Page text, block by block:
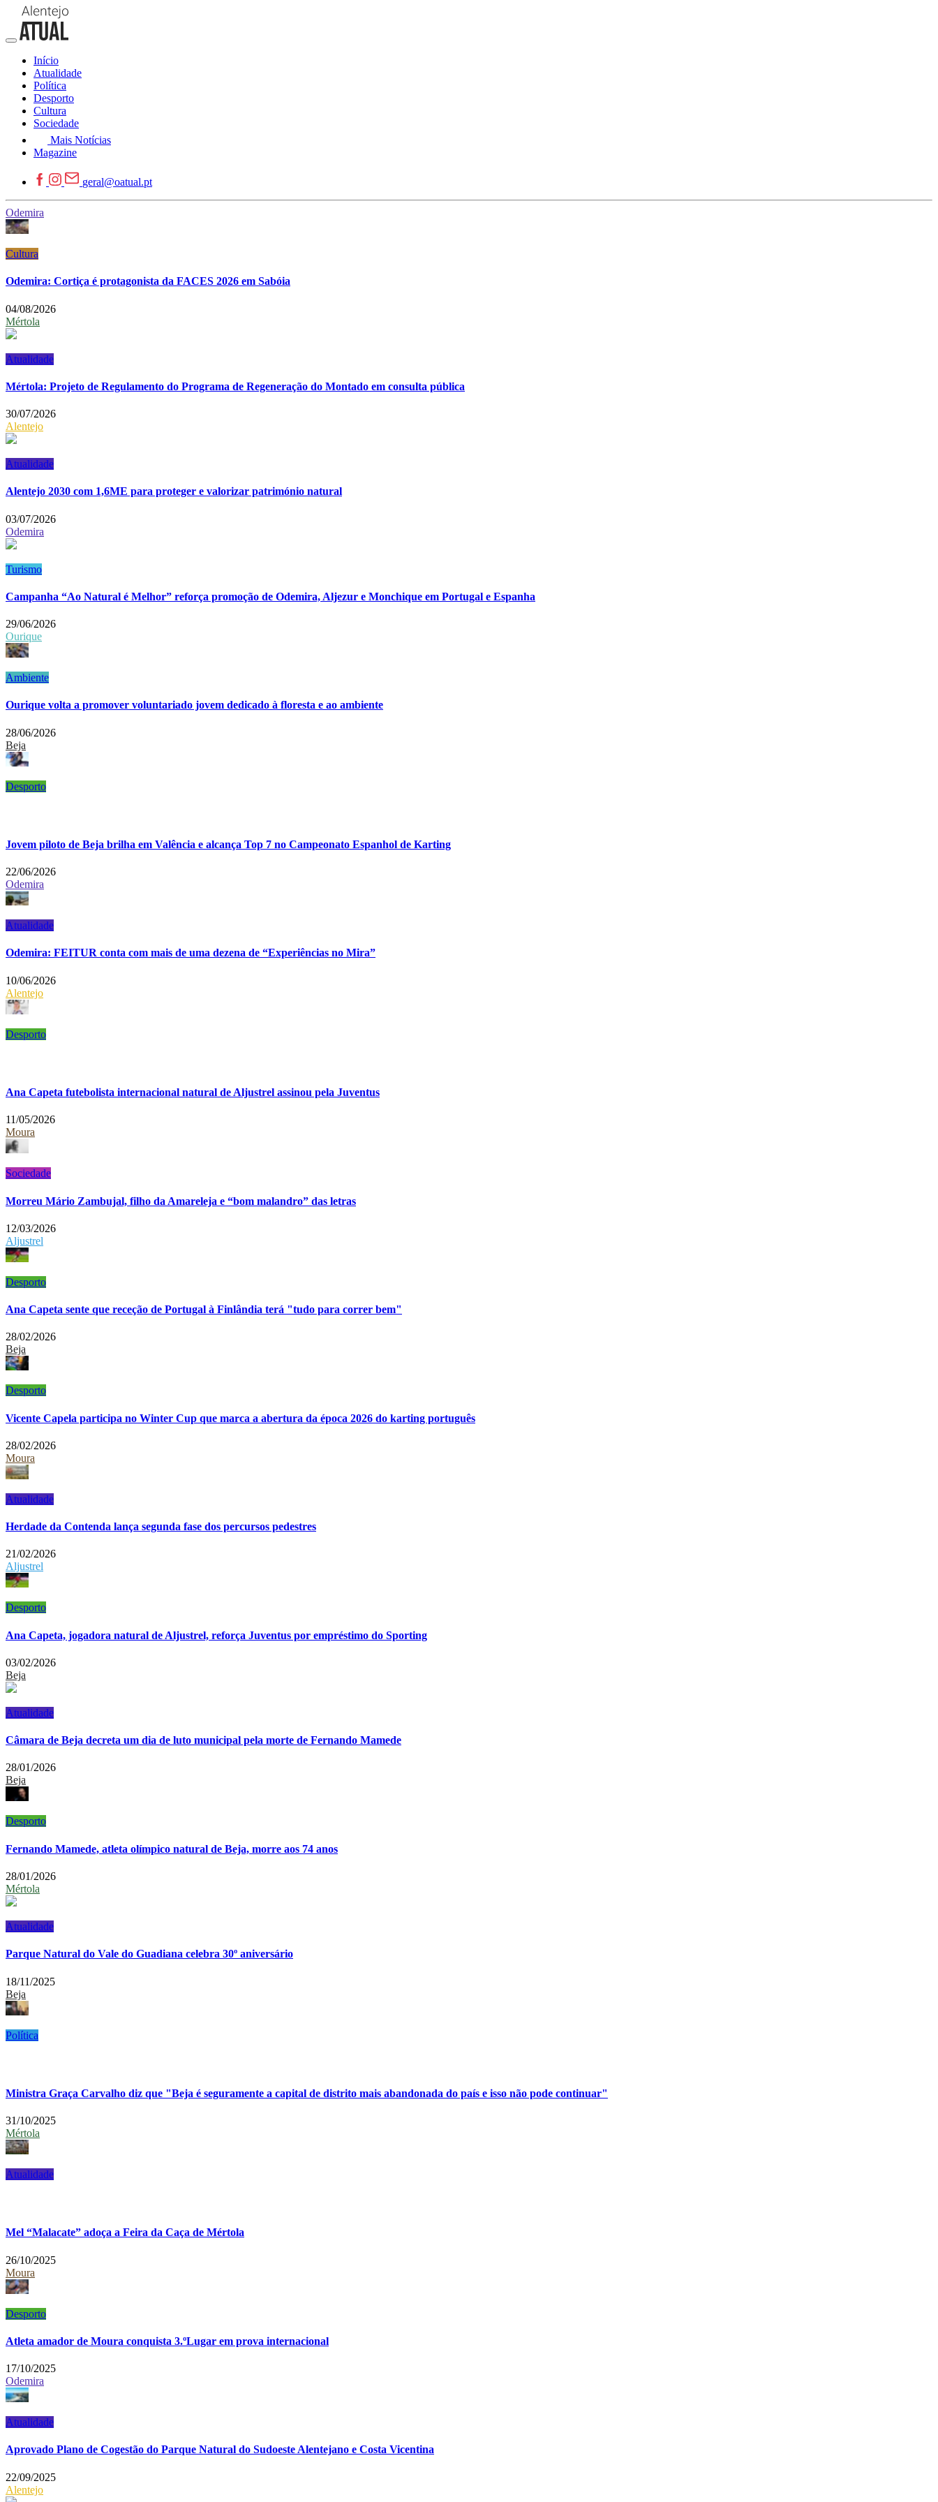
Início
Atualidade
Política
Desporto
Cultura
Sociedade
Mais Notícias
Magazine
geral@oatual.pt
Odemira
Cultura
Odemira: Cortiça é protagonista da FACES 2026 em Sabóia
04/08/2026
Mértola
Atualidade
Mértola: Projeto de Regulamento do Programa de Regeneração do Montado em consulta pública
30/07/2026
Alentejo
Atualidade
Alentejo 2030 com 1,6ME para proteger e valorizar património natural
03/07/2026
Odemira
Turismo
Campanha “Ao Natural é Melhor” reforça promoção de Odemira, Aljezur e Monchique em Portugal e Espanha
29/06/2026
Ourique
Ambiente
Ourique volta a promover voluntariado jovem dedicado à floresta e ao ambiente
28/06/2026
Beja
Desporto
Jovem piloto de Beja brilha em Valência e alcança Top 7 no Campeonato Espanhol de Karting
22/06/2026
Odemira
Atualidade
Odemira: FEITUR conta com mais de uma dezena de “Experiências no Mira”
10/06/2026
Alentejo
Desporto
Ana Capeta futebolista internacional natural de Aljustrel assinou pela Juventus
11/05/2026
Moura
Sociedade
Morreu Mário Zambujal, filho da Amareleja e “bom malandro” das letras
12/03/2026
Aljustrel
Desporto
Ana Capeta sente que receção de Portugal à Finlândia terá "tudo para correr bem"
28/02/2026
Beja
Desporto
Vicente Capela participa no Winter Cup que marca a abertura da época 2026 do karting português
28/02/2026
Moura
Atualidade
Herdade da Contenda lança segunda fase dos percursos pedestres
21/02/2026
Aljustrel
Desporto
Ana Capeta, jogadora natural de Aljustrel, reforça Juventus por empréstimo do Sporting
03/02/2026
Beja
Atualidade
Câmara de Beja decreta um dia de luto municipal pela morte de Fernando Mamede
28/01/2026
Beja
Desporto
Fernando Mamede, atleta olímpico natural de Beja, morre aos 74 anos
28/01/2026
Mértola
Atualidade
Parque Natural do Vale do Guadiana celebra 30º aniversário
18/11/2025
Beja
Política
Ministra Graça Carvalho diz que "Beja é seguramente a capital de distrito mais abandonada do país e isso não pode continuar"
31/10/2025
Mértola
Atualidade
Mel “Malacate” adoça a Feira da Caça de Mértola
26/10/2025
Moura
Desporto
Atleta amador de Moura conquista 3.ºLugar em prova internacional
17/10/2025
Odemira
Atualidade
Aprovado Plano de Cogestão do Parque Natural do Sudoeste Alentejano e Costa Vicentina
22/09/2025
Alentejo